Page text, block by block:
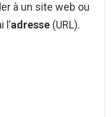
à un site web ou
l’adresse (URL).